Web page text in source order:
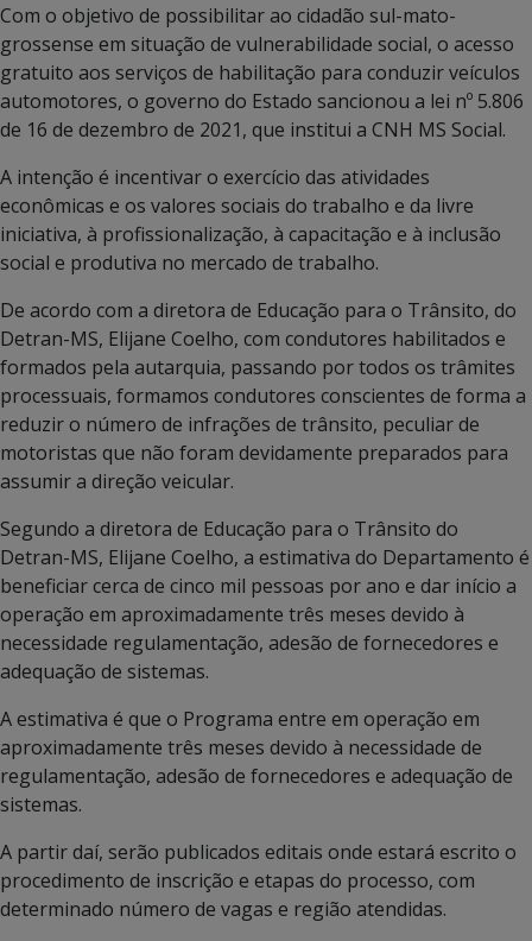
Com o objetivo de possibilitar ao cidadão sul-mato-
grossense em situação de vulnerabilidade social, o acesso
gratuito aos serviços de habilitação para conduzir veículos
automotores, o governo do Estado sancionou a lei nº 5.806
de 16 de dezembro de 2021, que institui a CNH MS Social.
A intenção é incentivar o exercício das atividades
econômicas e os valores sociais do trabalho e da livre
iniciativa, à profissionalização, à capacitação e à inclusão
social e produtiva no mercado de trabalho.
De acordo com a diretora de Educação para o Trânsito, do
Detran-MS, Elijane Coelho, com condutores habilitados e
formados pela autarquia, passando por todos os trâmites
processuais, formamos condutores conscientes de forma a
reduzir o número de infrações de trânsito, peculiar de
motoristas que não foram devidamente preparados para
assumir a direção veicular.
Segundo a diretora de Educação para o Trânsito do
Detran-MS, Elijane Coelho, a estimativa do Departamento é
beneficiar cerca de cinco mil pessoas por ano e dar início a
operação em aproximadamente três meses devido à
necessidade regulamentação, adesão de fornecedores e
adequação de sistemas.
A estimativa é que o Programa entre em operação em
aproximadamente três meses devido à necessidade de
regulamentação, adesão de fornecedores e adequação de
sistemas.
A partir daí, serão publicados editais onde estará escrito o
procedimento de inscrição e etapas do processo, com
determinado número de vagas e região atendidas.